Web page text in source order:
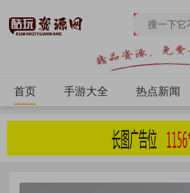
首页 手游大全 热点新闻